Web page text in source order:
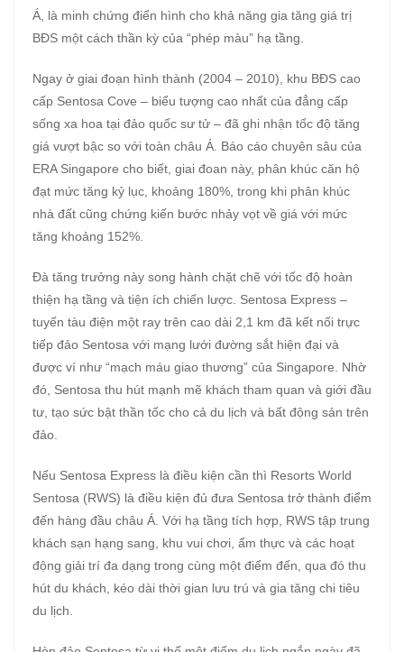
Á, là minh chứng điển hình cho khả năng gia tăng giá trị
BĐS một cách thần kỳ của “phép màu” hạ tầng.
Ngay ở giai đoạn hình thành (2004 – 2010), khu BĐS cao
cấp Sentosa Cove – biểu tượng cao nhất của đẳng cấp
sống xa hoa tại đảo quốc sư tử – đã ghi nhận tốc độ tăng
giá vượt bậc so với toàn châu Á. Báo cáo chuyên sâu của
ERA Singapore cho biết, giai đoan này, phân khúc căn hộ
đạt mức tăng kỷ lục, khoảng 180%, trong khi phân khúc
nhà đất cũng chứng kiến bước nhảy vọt về giá với mức
tăng khoảng 152%.
Đà tăng trưởng này song hành chặt chẽ với tốc độ hoàn
thiện hạ tầng và tiện ích chiến lược. Sentosa Express –
tuyến tàu điện một ray trên cao dài 2,1 km đã kết nối trực
tiếp đảo Sentosa với mạng lưới đường sắt hiện đại và
được ví như “mạch máu giao thương” của Singapore. Nhờ
đó, Sentosa thu hút mạnh mẽ khách tham quan và giới đầu
tư, tạo sức bật thần tốc cho cả du lịch và bất động sản trên
đảo.
Nếu Sentosa Express là điều kiện cần thì Resorts World
Sentosa (RWS) là điều kiện đủ đưa Sentosa trở thành điểm
đến hàng đầu châu Á. Với hạ tầng tích hợp, RWS tập trung
khách sạn hạng sang, khu vui chơi, ẩm thực và các hoạt
động giải trí đa dạng trong cùng một điểm đến, qua đó thu
hút du khách, kéo dài thời gian lưu trú và gia tăng chi tiêu
du lịch.